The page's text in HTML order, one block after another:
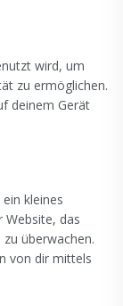
wird, um
zu ermöglichen.
deinem Gerät
kleines
das
überwachen.
von dir mittels